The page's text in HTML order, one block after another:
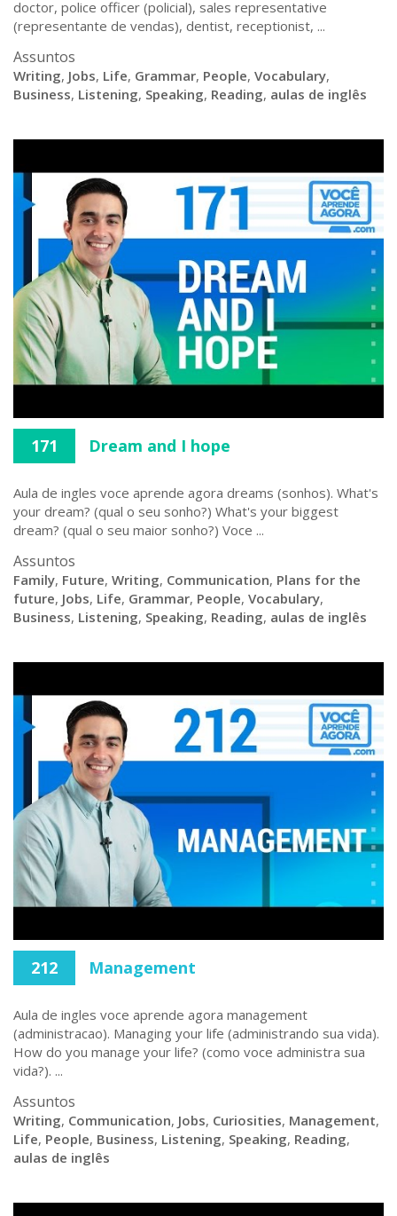
doctor, police officer (policial), sales representative
(representante de vendas), dentist, receptionist, ...
Assuntos
Writing, Jobs, Life, Grammar, People, Vocabulary,
Business, Listening, Speaking, Reading, aulas de inglês
171 Dream and I hope
Aula de ingles voce aprende agora dreams (sonhos). What's
your dream? (qual o seu sonho?) What's your biggest
dream? (qual o seu maior sonho?) Voce ...
Assuntos
Family, Future, Writing, Communication, Plans for the
future, Jobs, Life, Grammar, People, Vocabulary,
Business, Listening, Speaking, Reading, aulas de inglês
212 Management
Aula de ingles voce aprende agora management
(administracao). Managing your life (administrando sua vida).
How do you manage your life? (como voce administra sua
vida?). ...
Assuntos
Writing, Communication, Jobs, Curiosities, Management,
Life, People, Business, Listening, Speaking, Reading,
aulas de inglês